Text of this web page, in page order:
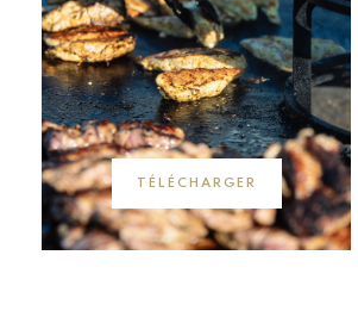
TÉLÉCHARGER